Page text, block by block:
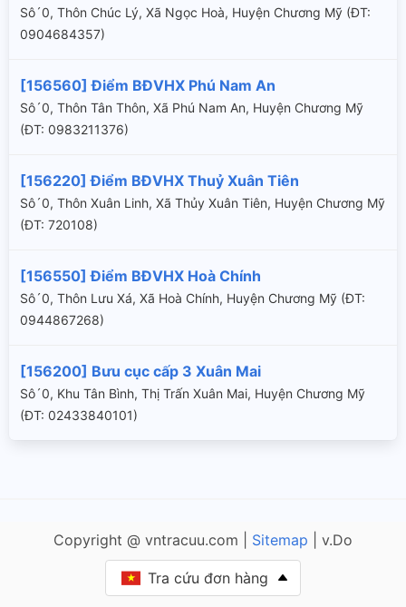
Sô´0, Thôn Chúc Lý, Xã Ngọc Hoà, Huyện Chương Mỹ (ÐT:
0904684357)
[156560] Điểm BĐVHX Phú Nam An
Sô´0, Thôn Tân Thôn, Xã Phú Nam An, Huyện Chương Mỹ
(ÐT: 0983211376)
[156220] Điểm BĐVHX Thuỷ Xuân Tiên
Sô´0, Thôn Xuân Linh, Xã Thủy Xuân Tiên, Huyện Chương Mỹ
(ÐT: 720108)
[156550] Điểm BĐVHX Hoà Chính
Sô´0, Thôn Lưu Xá, Xã Hoà Chính, Huyện Chương Mỹ (ÐT:
0944867268)
[156200] Bưu cục cấp 3 Xuân Mai
Sô´0, Khu Tân Bình, Thị Trấn Xuân Mai, Huyện Chương Mỹ
(ÐT: 02433840101)
Copyright @ vntracuu.com | Sitemap | v.Do
Tra cứu đơn hàng